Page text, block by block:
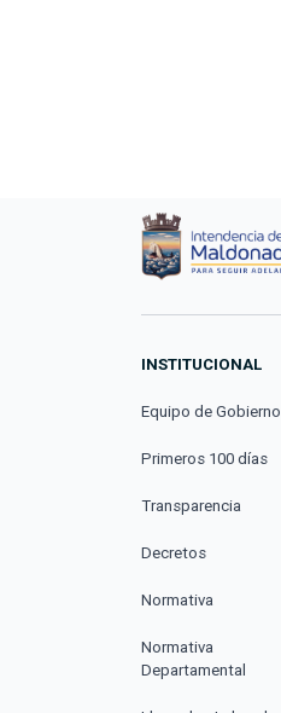
INSTITUCIONAL
Equipo de Gobierno
Primeros 100 días
Transparencia
Decretos
Normativa
Normativa
Departamental